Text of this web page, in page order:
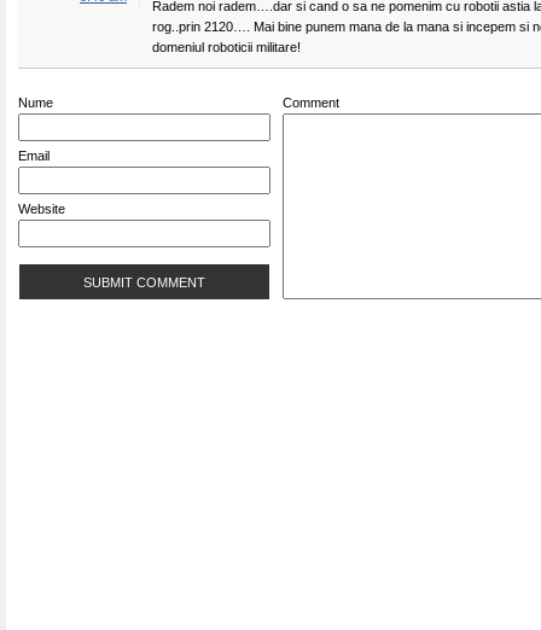
Radem noi radem….dar si cand o sa ne pomenim cu robotii astia
rog..prin 2120…. Mai bine punem mana de la mana si incepem si
domeniul roboticii militare!
Nume
Email
Website
Comment